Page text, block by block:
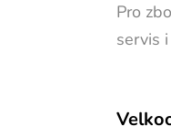
Pro
servis